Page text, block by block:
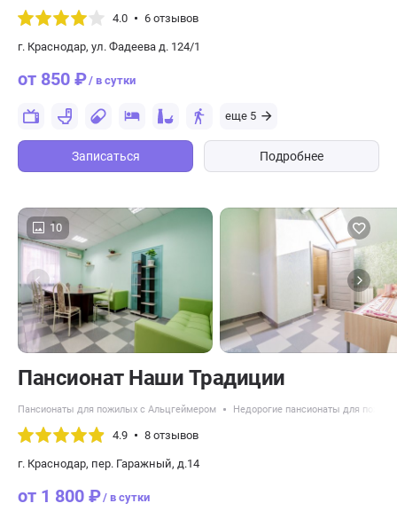
4.0 6 отзывов
г. Краснодар, ул. Фадеева д. 124/1
от 850 ₽/ в сутки
еще 5
Записаться Подробнее
10
Пансионат Наши Традиции
Пансионаты для пожилых с Альцгеймером Недорогие пансионаты для
4.9 8 отзывов
г. Краснодар, пер. Гаражный, д.14
от 1 800 ₽/ в сутки